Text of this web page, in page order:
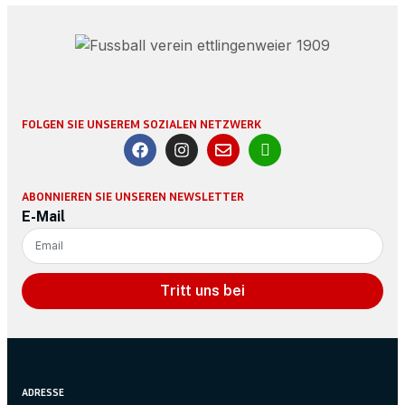
FOLGEN SIE UNSEREM SOZIALEN NETZWERK
ABONNIEREN SIE UNSEREN NEWSLETTER
E-Mail
Tritt uns bei
ADRESSE